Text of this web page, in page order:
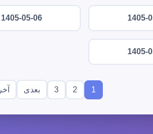
1405-
1405-05-06
1405-
1
2
3 بعدی آخر